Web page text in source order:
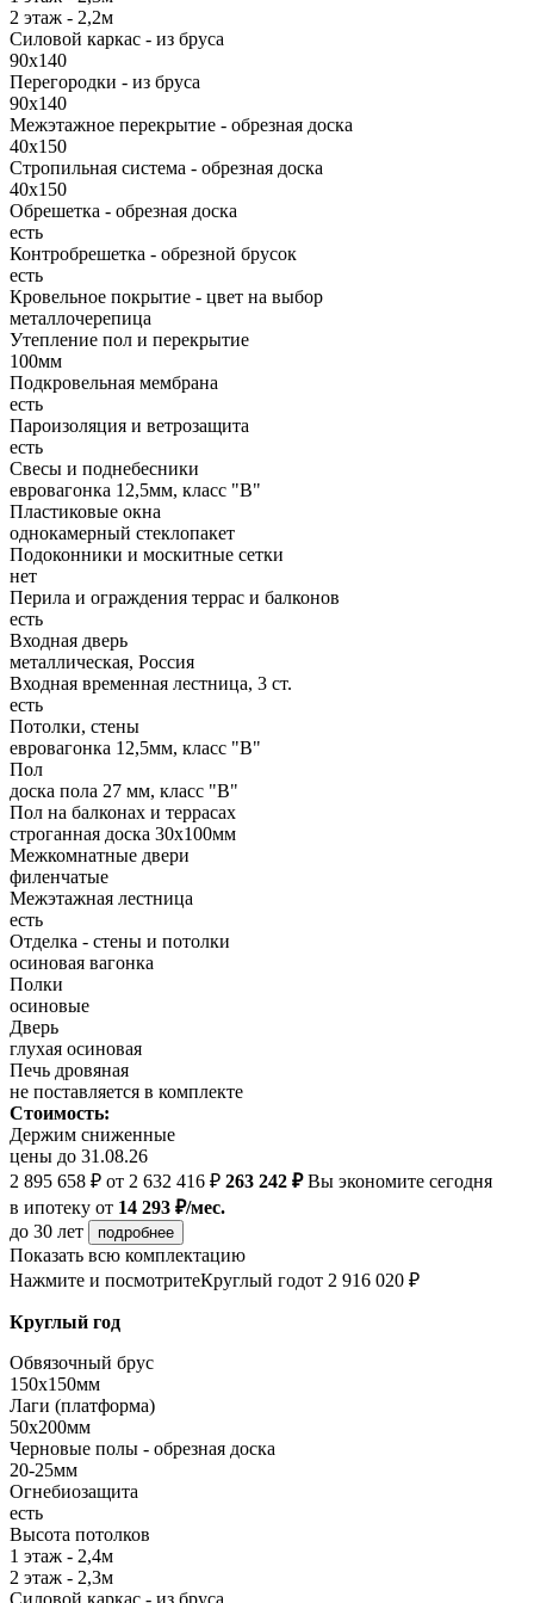
2 этаж - 2,2м
Силовой каркас - из бруса
90х140
Перегородки - из бруса
90х140
Межэтажное перекрытие - обрезная доска
40х150
Стропильная система - обрезная доска
40х150
Обрешетка - обрезная доска
есть
Контробрешетка - обрезной брусок
есть
Кровельное покрытие - цвет на выбор
металлочерепица
Утепление пол и перекрытие
100мм
Подкровельная мембрана
есть
Пароизоляция и ветрозащита
есть
Свесы и поднебесники
евровагонка 12,5мм, класс "В"
Пластиковые окна
однокамерный стеклопакет
Подоконники и москитные сетки
нет
Перила и ограждения террас и балконов
есть
Входная дверь
металлическая, Россия
Входная временная лестница, 3 ст.
есть
Потолки, стены
евровагонка 12,5мм, класс "В"
Пол
доска пола 27 мм, класс "B"
Пол на балконах и террасах
строганная доска 30х100мм
Межкомнатные двери
филенчатые
Межэтажная лестница
есть
Отделка - стены и потолки
осиновая вагонка
Полки
осиновые
Дверь
глухая осиновая
Печь дровяная
не поставляется в комплекте
Стоимость:
Держим сниженные
цены до 31.08.26
2 895 658 ₽ от 2 632 416 ₽ 263 242 ₽Вы экономите сегодня
в ипотеку от 14 293 ₽/мес.
до 30 лет
подробнее
Показать всю комплектацию
Нажмите и посмотритеКруглый годот 2 916 020 ₽
Круглый год
Обвязочный брус
150х150мм
Лаги (платформа)
50х200мм
Черновые полы - обрезная доска
20-25мм
Огнебиозащита
есть
Высота потолков
1 этаж - 2,4м
2 этаж - 2,3м
Силовой каркас - из бруса